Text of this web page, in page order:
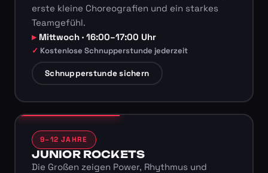
erste kleine Choreografien und ein starkes
Teamgefühl.
Mittwoch · 16:00–17:00 Uhr
Kostenlose Schnupperstunde jederzeit
Schnupperstunde sichern
9–12 JAHRE
JUNIOR ROCKETS
Die Großen zeigen Power, Rhythmus und